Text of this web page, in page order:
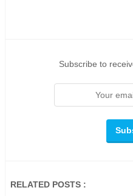
Subscribe to
RELATED POSTS :